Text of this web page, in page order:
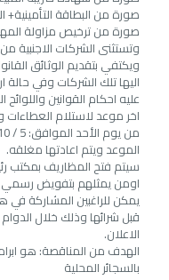
صورة من البطاقة
صورة من ترخيص مزاولة
وتستثنى الشركات الاجنبية
ويكتفي بتقديم الوثائق
اليها تلك الشركات وفي
عليه احكام القوانين واللوائح
اخر موعد لاستلام
الموعد ويتم اعادتها مغلقه.
سيتم فتح المظاريف بمكتب
اومن يمثلهم بتفويض
يمكن للراغبين المشاركة في
الاعلان.
الهدف من المناقصة: هو
بالسجائر المحلية